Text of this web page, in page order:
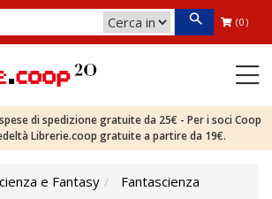
(0)
di spedizione gratuite da 25€ - Per i soci Coop
Librerie.coop gratuite a partire da 19€.
e Fantasy
Fantascienza